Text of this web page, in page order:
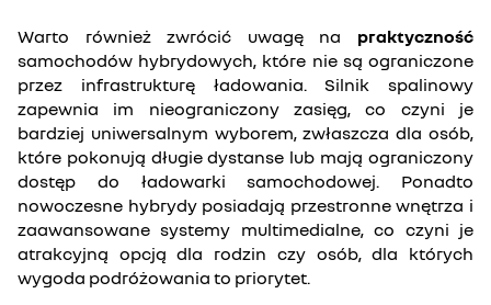
Warto również zwrócić uwagę na praktyczność
samochodów hybrydowych, które nie są ograniczone
przez infrastrukturę ładowania. Silnik spalinowy
zapewnia im nieograniczony zasięg, co czyni je
bardziej uniwersalnym wyborem, zwłaszcza dla osób,
które pokonują długie dystanse lub mają ograniczony
dostęp do ładowarki samochodowej. Ponadto
nowoczesne hybrydy posiadają przestronne wnętrza i
zaawansowane systemy multimedialne, co czyni je
atrakcyjną opcją dla rodzin czy osób, dla których
wygoda podróżowania to priorytet.